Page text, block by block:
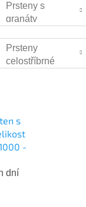
Prsteny s
granáty
Prsteny
celostříbrné
s
-
dní